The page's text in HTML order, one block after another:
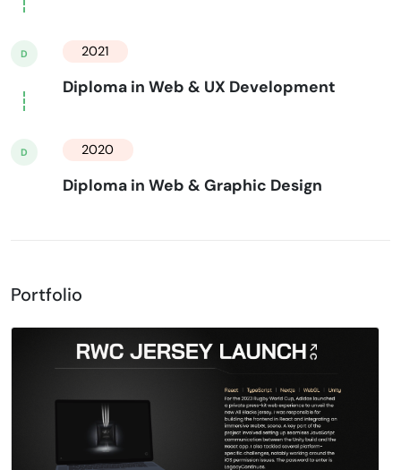
D 2021
Diploma in Web & UX Development
D 2020
Diploma in Web & Graphic Design
Portfolio